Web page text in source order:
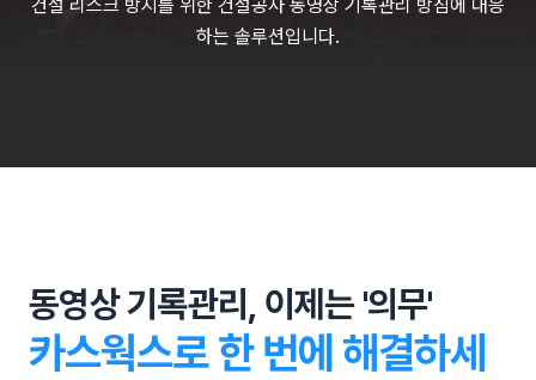
건설 리스크 방지를 위한 건설공사 동영상 기록관리 방침에 대응
하는 솔루션입니다.
동영상 기록관리, 이제는 '의무'
카스웍스로 한 번에 해결하세